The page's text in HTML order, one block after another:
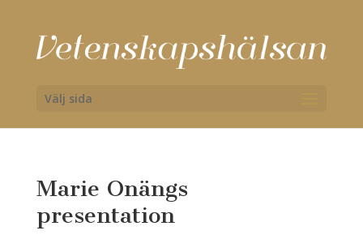
Välj sida
Marie Onängs
presentation